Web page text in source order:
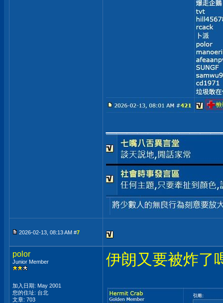
2026-02-13, 08:13 AM #7
polor
Junior Member
加入日期: May 2001
您的住址: 台北
文章: 703
伊朗又要被炸了